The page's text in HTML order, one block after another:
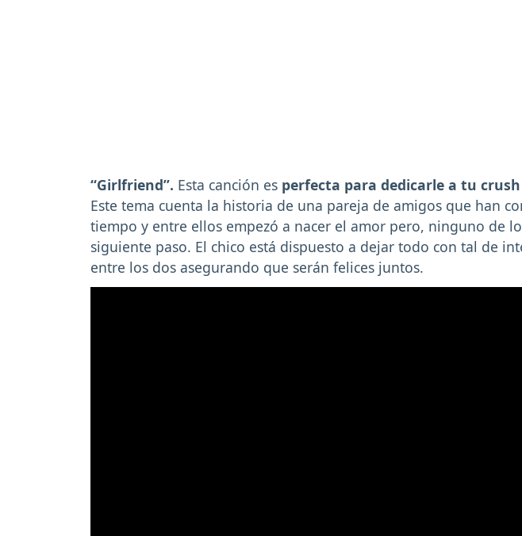
“Girlfriend”. Esta canción es perfecta para dedicarle a tu crush
Este tema cuenta la historia de una pareja de amigos que han
tiempo y entre ellos empezó a nacer el amor pero, ninguno de
siguiente paso. El chico está dispuesto a dejar todo con tal de
entre los dos asegurando que serán felices juntos.